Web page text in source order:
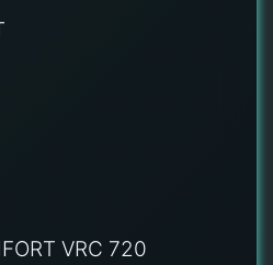
VRC 720